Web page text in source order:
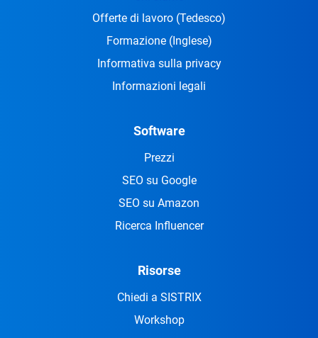
Offerte di lavoro (Tedesco)
Formazione (Inglese)
Informativa sulla privacy
Informazioni legali
Software
Prezzi
SEO su Google
SEO su Amazon
Ricerca Influencer
Risorse
Chiedi a SISTRIX
Workshop